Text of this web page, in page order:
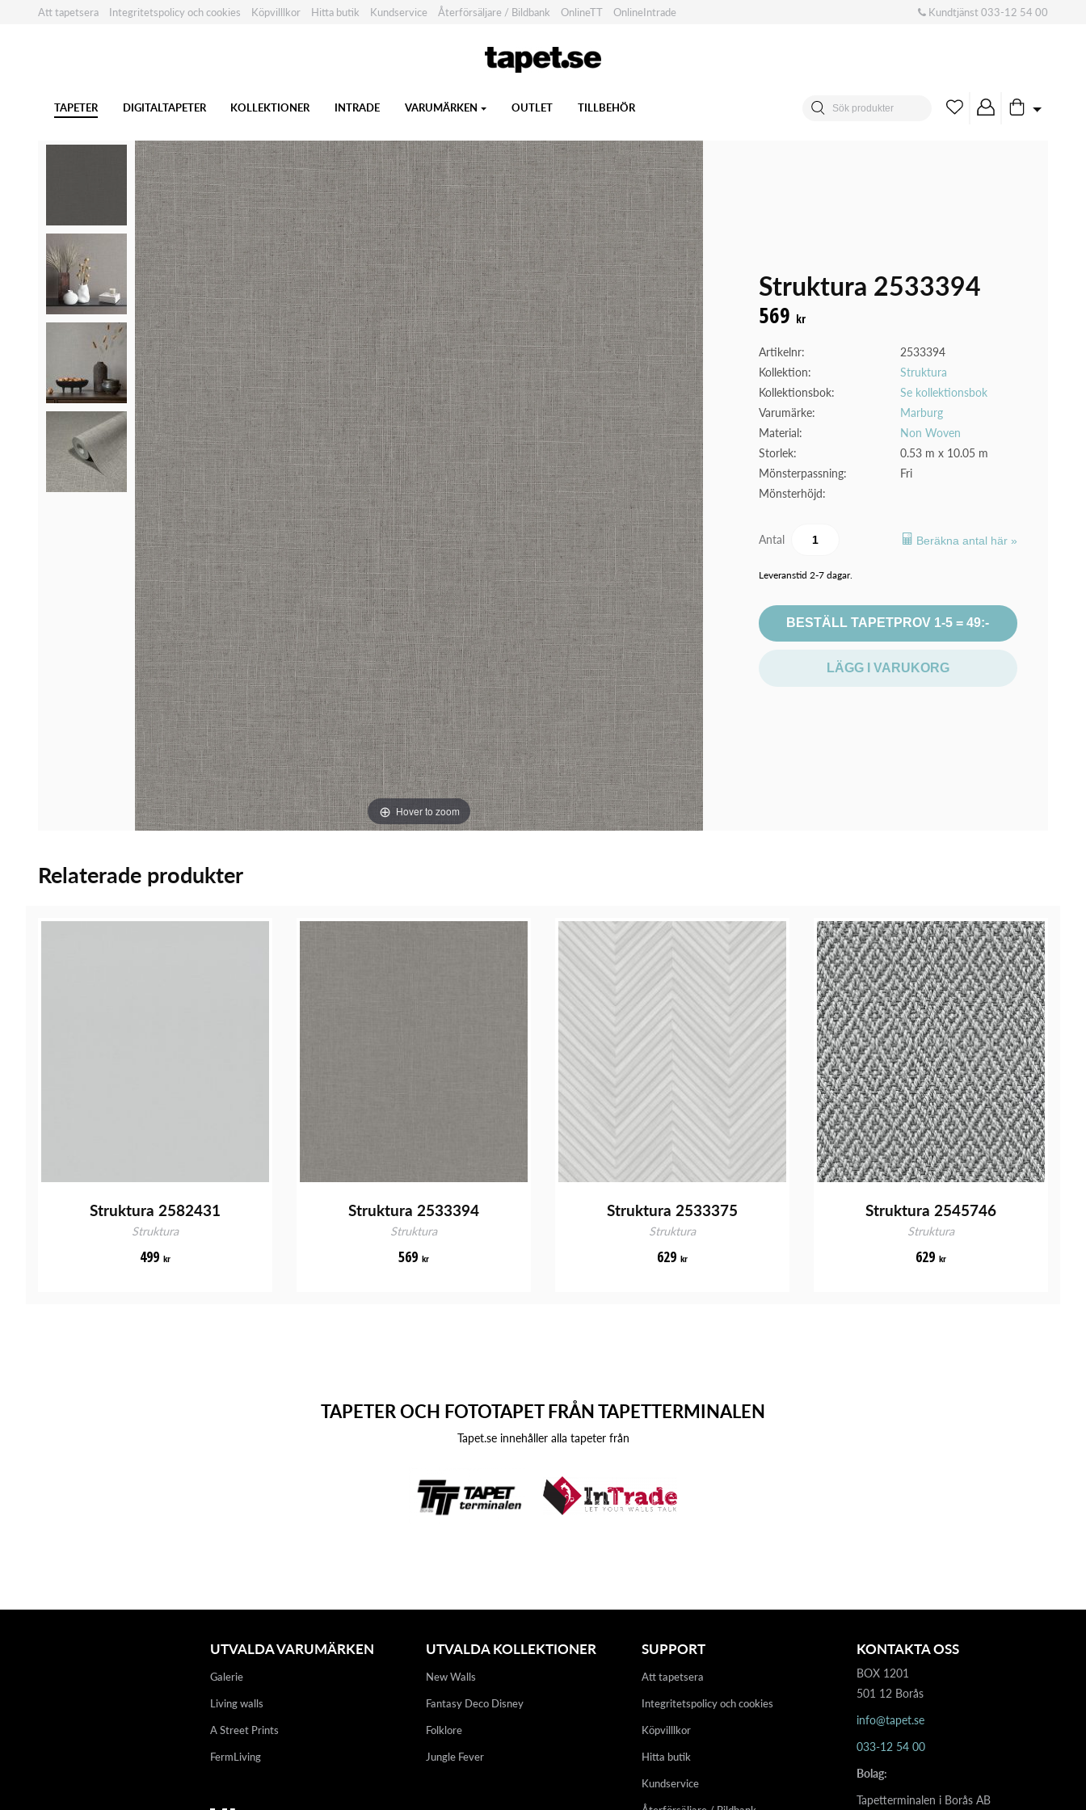
Att tapetsera Integritetspolicy och cookies Köpvilllkor Hitta butik Kundservice Återförsäljare / Bildbank OnlineTT OnlineIntrade Kundtjänst033-12 54 00
TAPETER DIGITALTAPETER KOLLEKTIONER INTRADE VARUMÄRKEN OUTLET TILLBEHÖR
Hover to zoom
Struktura 2533394
569 kr
Artikelnr:
2533394
Kollektion:
Struktura
Kollektionsbok:
Se kollektionsbok
Varumärke:
Marburg
Material:
Non Woven
Storlek:
0.53 m x 10.05 m
Mönsterpassning:
Fri
Mönsterhöjd:
Antal Beräkna antal här »
Leveranstid 2-7 dagar.
BESTÄLL TAPETPROV 1-5 = 49:-
LÄGG I VARUKORG
Relaterade produkter
Struktura 2582431
Struktura
499 kr
Struktura 2533394
Struktura
569 kr
Struktura 2533375
Struktura
629 kr
Struktura 2545746
Struktura
629 kr
TAPETER OCH FOTOTAPET FRÅN TAPETTERMINALEN
Tapet.se innehåller alla tapeter från
UTVALDA VARUMÄRKEN
Galerie
Living walls
A Street Prints
FermLiving
UTVALDA KOLLEKTIONER
New Walls
Fantasy Deco Disney
Folklore
Jungle Fever
SUPPORT
Att tapetsera
Integritetspolicy och cookies
Köpvilllkor
Hitta butik
Kundservice
KONTAKTA OSS
BOX 1201
501 12 Borås
info@tapet.se
033-12 54 00
Bolag:
Tapetterminalen i Borås AB